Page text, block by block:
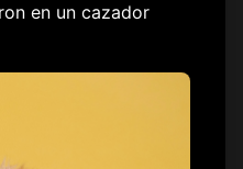
en un cazador